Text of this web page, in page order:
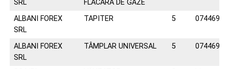
SRL
FLACARA DE GAZE
ALBANI FOREX
SRL
TAPITER 5
ALBANI FOREX
SRL
TÂMPLAR UNIVERSAL 5